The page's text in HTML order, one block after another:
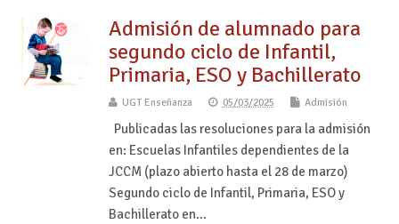
Admisión de alumnado para
segundo ciclo de Infantil,
Primaria, ESO y Bachillerato
UGT Enseñanza 05/03/2025 Admisión
Publicadas las resoluciones para la admisión
en: Escuelas Infantiles dependientes de la
JCCM (plazo abierto hasta el 28 de marzo)
Segundo ciclo de Infantil, Primaria, ESO y
Bachillerato en…